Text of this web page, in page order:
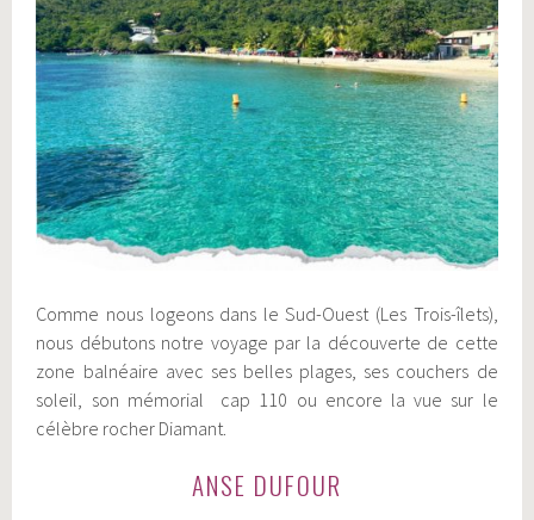
Comme nous logeons dans le Sud-Ouest (Les Trois-îlets),
nous débutons notre voyage par la découverte de cette
zone balnéaire avec ses belles plages, ses couchers de
soleil, son mémorial cap 110 ou encore la vue sur le
célèbre rocher Diamant.
ANSE DUFOUR